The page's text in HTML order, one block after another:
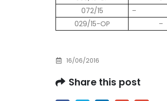
072/15
–
029/15-OP
–
16/06/2016
Share this post